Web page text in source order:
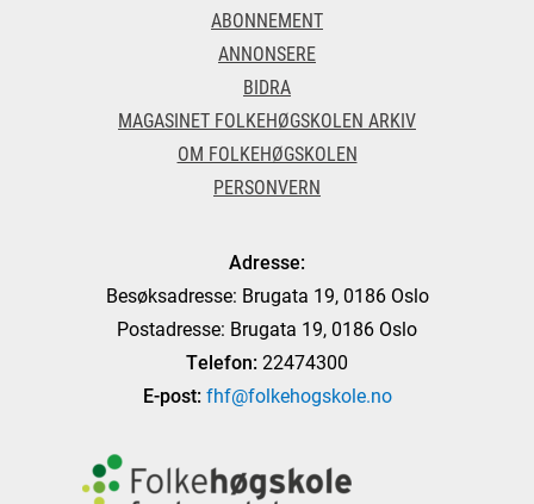
ABONNEMENT
ANNONSERE
BIDRA
MAGASINET FOLKEHØGSKOLEN ARKIV
OM FOLKEHØGSKOLEN
PERSONVERN
Adresse:
Besøksadresse: Brugata 19, 0186 Oslo
Postadresse: Brugata 19, 0186 Oslo
Telefon: 22474300
E-post: fhf@folkehogskole.no